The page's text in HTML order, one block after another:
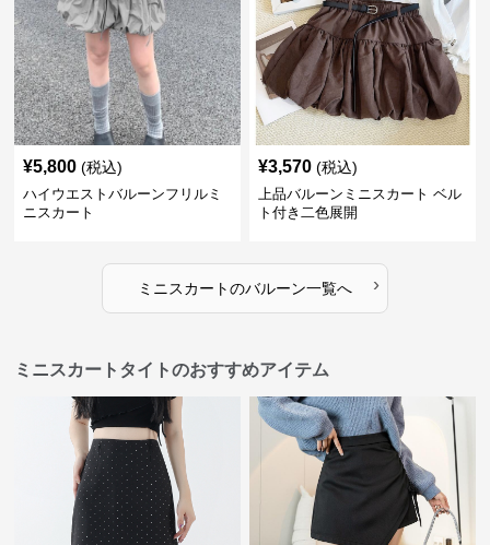
¥5,800 (税込)
ハイウエストバルーンフリルミ
ニスカート
¥3,570 (税込)
上品バルーンミニスカート ベル
ト付き二色展開
ミニスカートのバルーン一覧へ ›
ミニスカートタイトのおすすめアイテム